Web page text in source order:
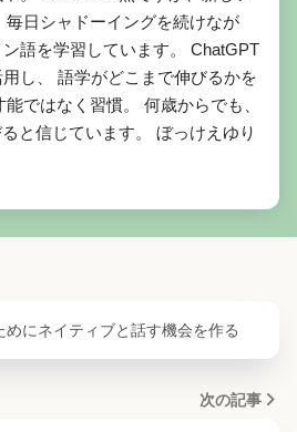
日シャドーイングを続けなが
語を学習しています。 ChatGPT
し、 語学がどこまで伸びるかを
ではなく習慣。 何歳からでも、
と信じています。 ぼっけえゆり
にネイティブと話す機会を作る
次の記事